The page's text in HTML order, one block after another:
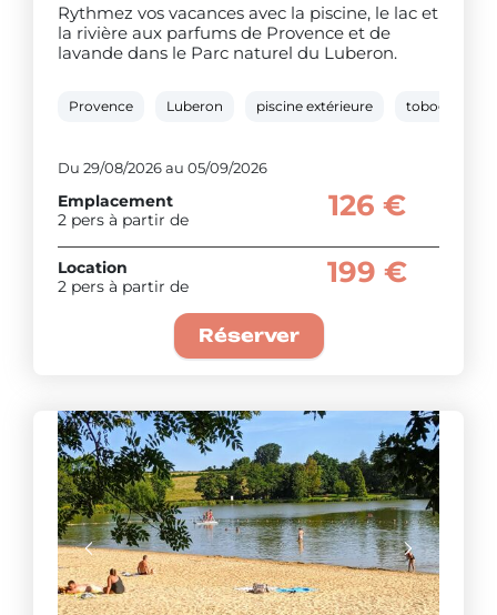
Rythmez vos vacances avec la piscine, le lac et
la rivière aux parfums de Provence et de
lavande dans le Parc naturel du Luberon.
Provence Luberon piscine extérieure toboggan
Du 29/08/2026 au 05/09/2026
Emplacement
2 pers à partir de
126 €
Location
2 pers à partir de
199 €
Réserver